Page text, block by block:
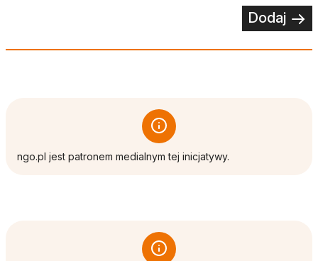
Dodaj
ngo.pl jest patronem medialnym tej inicjatywy.